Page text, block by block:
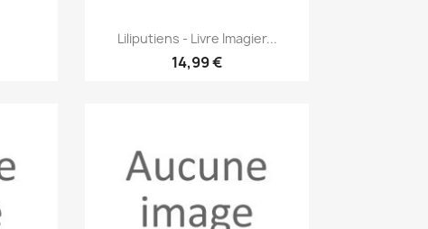
Aperçu rapide
Liliputiens - Livre Imagier...
14,99 €